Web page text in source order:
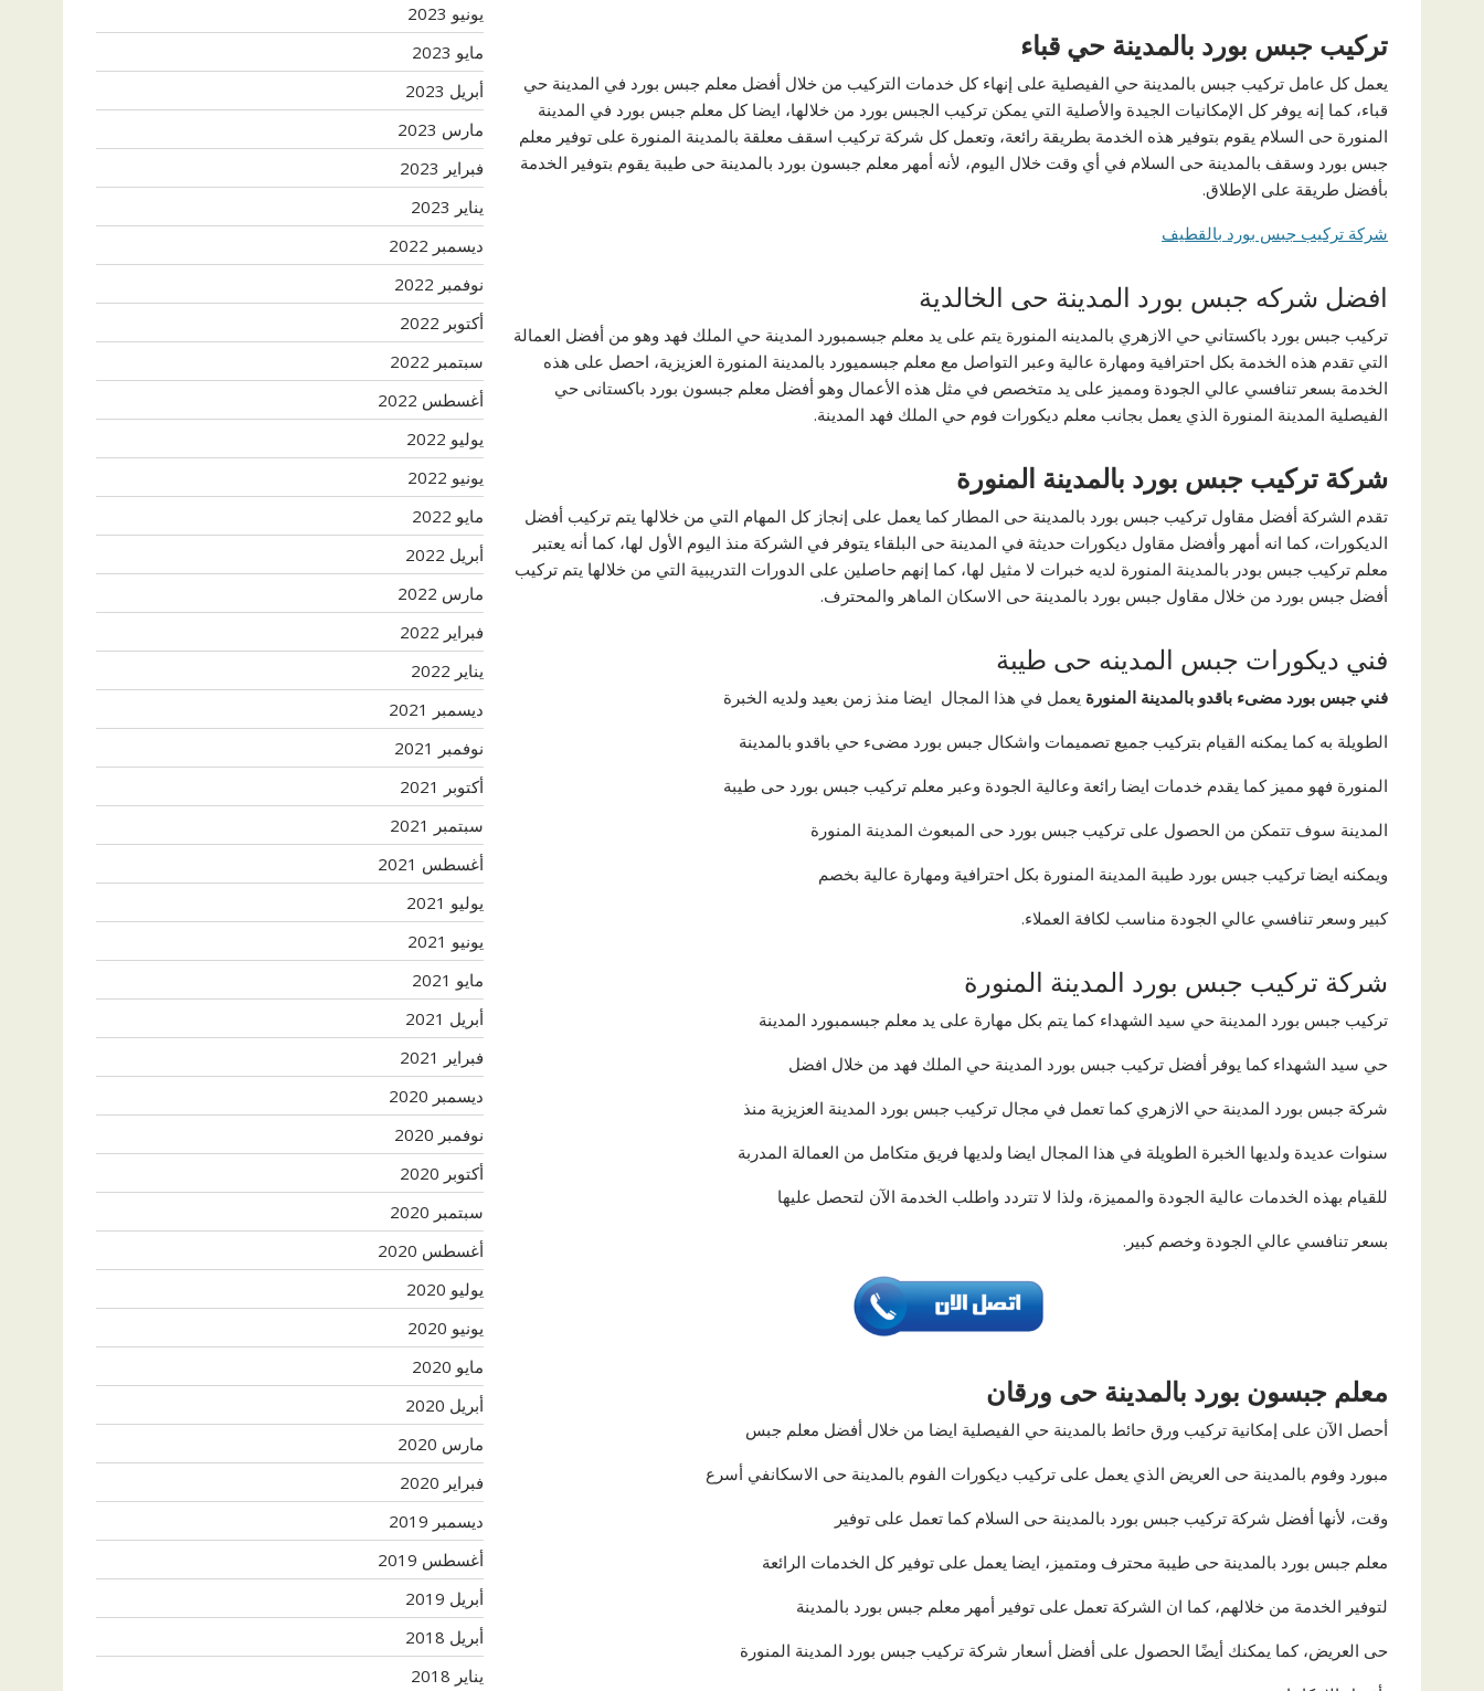
تركيب جبس بورد بالمدينة حي قباء
يعمل كل عامل تركيب جبس بالمدينة حي الفيصلية على إنهاء كل خدمات التركيب من خلال أفضل معلم جبس بورد في المدينة حي
قباء، كما إنه يوفر كل الإمكانيات الجيدة والأصلية التي يمكن تركيب الجبس بورد من خلالها، ايضا كل معلم جبس بورد في المدينة
المنورة حى السلام يقوم بتوفير هذه الخدمة بطريقة رائعة، وتعمل كل شركة تركيب اسقف معلقة بالمدينة المنورة على توفير معلم
جبس بورد وسقف بالمدينة حى السلام في أي وقت خلال اليوم، لأنه أمهر معلم جبسون بورد بالمدينة حى طيبة يقوم بتوفير الخدمة
بأفضل طريقة على الإطلاق.
شركة تركيب جبس بورد بالقطيف
افضل شركه جبس بورد المدينة حى الخالدية
تركيب جبس بورد باكستاني حي الازهري بالمدينه المنورة يتم على يد معلم جبسمبورد المدينة حي الملك فهد وهو من أفضل العمالة
التي تقدم هذه الخدمة بكل احترافية ومهارة عالية وعبر التواصل مع معلم جبسميورد بالمدينة المنورة العزيزية، احصل على هذه
الخدمة بسعر تنافسي عالي الجودة ومميز على يد متخصص في مثل هذه الأعمال وهو أفضل معلم جبسون بورد باكستانى حي
الفيصلية المدينة المنورة الذي يعمل بجانب معلم ديكورات فوم حي الملك فهد المدينة.
شركة تركيب جبس بورد بالمدينة المنورة
تقدم الشركة أفضل مقاول تركيب جبس بورد بالمدينة حى المطار كما يعمل على إنجاز كل المهام التي من خلالها يتم تركيب أفضل
الديكورات، كما انه أمهر وأفضل مقاول ديكورات حديثة في المدينة حى البلقاء يتوفر في الشركة منذ اليوم الأول لها، كما أنه يعتبر
معلم تركيب جبس بودر بالمدينة المنورة لديه خبرات لا مثيل لها، كما إنهم حاصلين على الدورات التدريبية التي من خلالها يتم تركيب
أفضل جبس بورد من خلال مقاول جبس بورد بالمدينة حى الاسكان الماهر والمحترف.
فني ديكورات جبس المدينه حى طيبة
فني جبس بورد مضىء باقدو بالمدينة المنورة يعمل في هذا المجال ايضا منذ زمن بعيد ولديه الخبرة
الطويلة به كما يمكنه القيام بتركيب جميع تصميمات واشكال جبس بورد مضىء حي باقدو بالمدينة
المنورة فهو مميز كما يقدم خدمات ايضا رائعة وعالية الجودة وعبر معلم تركيب جبس بورد حى طيبة
المدينة سوف تتمكن من الحصول على تركيب جبس بورد حى المبعوث المدينة المنورة
ويمكنه ايضا تركيب جبس بورد طيبة المدينة المنورة بكل احترافية ومهارة عالية بخصم
كبير وسعر تنافسي عالي الجودة مناسب لكافة العملاء.
شركة تركيب جبس بورد المدينة المنورة
تركيب جبس بورد المدينة حي سيد الشهداء كما يتم بكل مهارة على يد معلم جبسمبورد المدينة
حي سيد الشهداء كما يوفر أفضل تركيب جبس بورد المدينة حي الملك فهد من خلال افضل
شركة جبس بورد المدينة حي الازهري كما تعمل في مجال تركيب جبس بورد المدينة العزيزية منذ
سنوات عديدة ولديها الخبرة الطويلة في هذا المجال ايضا ولديها فريق متكامل من العمالة المدربة
للقيام بهذه الخدمات عالية الجودة والمميزة، ولذا لا تتردد واطلب الخدمة الآن لتحصل عليها
بسعر تنافسي عالي الجودة وخصم كبير.
معلم جبسون بورد بالمدينة حى ورقان
أحصل الآن على إمكانية تركيب ورق حائط بالمدينة حي الفيصلية ايضا من خلال أفضل معلم جبس
مبورد وفوم بالمدينة حى العريض الذي يعمل على تركيب ديكورات الفوم بالمدينة حى الاسكانفي أسرع
وقت، لأنها أفضل شركة تركيب جبس بورد بالمدينة حى السلام كما تعمل على توفير
معلم جبس بورد بالمدينة حى طيبة محترف ومتميز، ايضا يعمل على توفير كل الخدمات الرائعة
لتوفير الخدمة من خلالهم، كما ان الشركة تعمل على توفير أمهر معلم جبس بورد بالمدينة
حى العريض، كما يمكنك أيضًا الحصول على أفضل أسعار شركة تركيب جبس بورد المدينة المنورة
يونيو 2023
مايو 2023
أبريل 2023
مارس 2023
فبراير 2023
يناير 2023
ديسمبر 2022
نوفمبر 2022
أكتوبر 2022
سبتمبر 2022
أغسطس 2022
يوليو 2022
يونيو 2022
مايو 2022
أبريل 2022
مارس 2022
فبراير 2022
يناير 2022
ديسمبر 2021
نوفمبر 2021
أكتوبر 2021
سبتمبر 2021
أغسطس 2021
يوليو 2021
يونيو 2021
مايو 2021
أبريل 2021
فبراير 2021
ديسمبر 2020
نوفمبر 2020
أكتوبر 2020
سبتمبر 2020
أغسطس 2020
يوليو 2020
يونيو 2020
مايو 2020
أبريل 2020
مارس 2020
فبراير 2020
ديسمبر 2019
أغسطس 2019
أبريل 2019
أبريل 2018
يناير 2018